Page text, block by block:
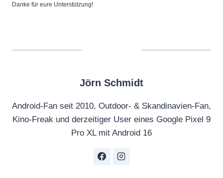
Danke für eure Unterstützung!
Jörn Schmidt
Android-Fan seit 2010, Outdoor- & Skandinavien-Fan,
Kino-Freak und derzeitiger User eines Google Pixel 9
Pro XL mit Android 16